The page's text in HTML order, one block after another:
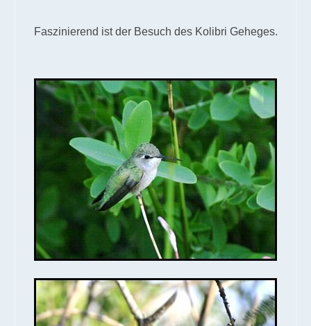
Faszinierend ist der Besuch des Kolibri Geheges.